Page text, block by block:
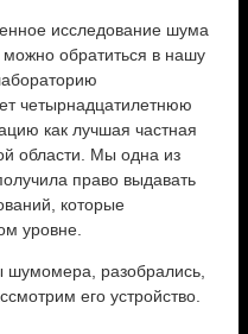
исследование шума
обратиться в нашу
четырнадцатилетнюю
как лучшая частная
области. Мы одна из
право выдавать
которые
уровне.
разобрались,
его устройство.